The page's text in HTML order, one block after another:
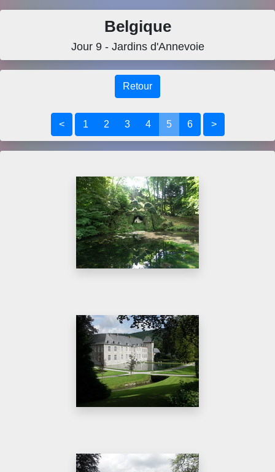
Belgique
Jour 9 - Jardins d'Annevoie
Retour
< 1 2 3 4 5 6 >